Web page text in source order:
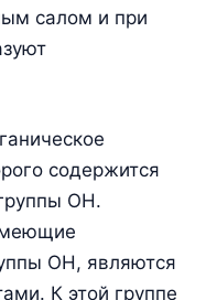
салом и при
содержится
ОН.
ОН, являются
К этой группе